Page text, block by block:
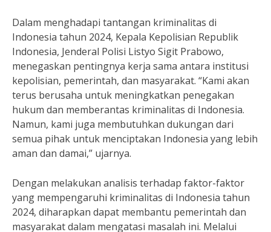
Dalam menghadapi tantangan kriminalitas di
Indonesia tahun 2024, Kepala Kepolisian Republik
Indonesia, Jenderal Polisi Listyo Sigit Prabowo,
menegaskan pentingnya kerja sama antara institusi
kepolisian, pemerintah, dan masyarakat. “Kami akan
terus berusaha untuk meningkatkan penegakan
hukum dan memberantas kriminalitas di Indonesia.
Namun, kami juga membutuhkan dukungan dari
semua pihak untuk menciptakan Indonesia yang lebih
aman dan damai,” ujarnya.
Dengan melakukan analisis terhadap faktor-faktor
yang mempengaruhi kriminalitas di Indonesia tahun
2024, diharapkan dapat membantu pemerintah dan
masyarakat dalam mengatasi masalah ini. Melalui